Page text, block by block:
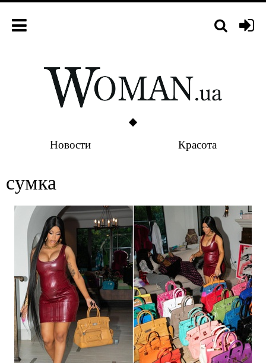
Новости Красота
сумка